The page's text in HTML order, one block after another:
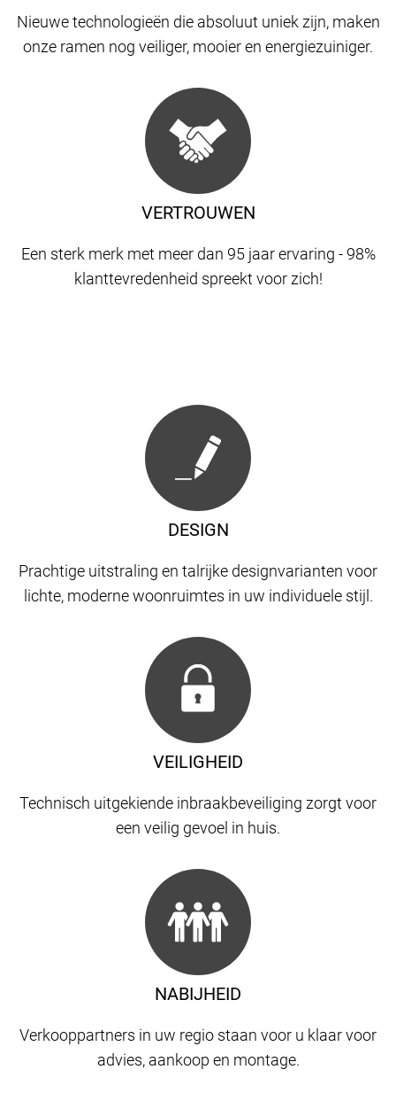
VERTROUWEN
Een sterk merk met meer dan 95 jaar ervaring - 98%
klanttevredenheid spreekt voor zich!
Nieuwe technologieën die absoluut uniek zijn, maken
onze ramen nog veiliger, mooier en energiezuiniger.
DESIGN
Prachtige uitstraling en talrijke designvarianten voor
lichte, moderne woonruimtes in uw individuele stijl.
NABIJHEID
Verkooppartners in uw regio staan ​​voor u klaar voor
advies, aankoop en montage.
VEILIGHEID
Technisch uitgekiende inbraakbeveiliging zorgt voor
een veilig gevoel in huis.